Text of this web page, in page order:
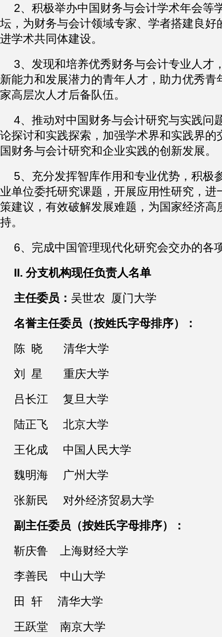
2、积极举办中国财务与会计学术年会等
坛，为财务与会计领域专家、学者搭建良好
进学术共同体建设。
3、发现和培养优秀财务与会计专业人才
新能力和发展潜力的青年人才，助力优秀青
家高层次人才后备队伍。
4、推动对中国财务与会计研究与实践问
论探讨和实践探索，加强学术界和实践界的
国财务与会计研究和企业实践的创新发展。
5、充分发挥智库作用和专业优势，积极
业单位委托研究课题，开展应用性研究，进
策建议，有效破解发展难题，为国家经济高
持。
6、完成中国管理现代化研究会交办的各
II. 分支机构现任负责人名单
主任委员： 吴世农 厦门大学
名誉主任委员（按姓氏字母排序）：
陈 晓 清华大学
刘 星 重庆大学
吕长江 复旦大学
陆正飞 北京大学
王化成 中国人民大学
魏明海 广州大学
张新民 对外经济贸易大学
副主任委员（按姓氏字母排序）：
靳庆鲁 上海财经大学
李善民 中山大学
田 轩 清华大学
王跃堂 南京大学